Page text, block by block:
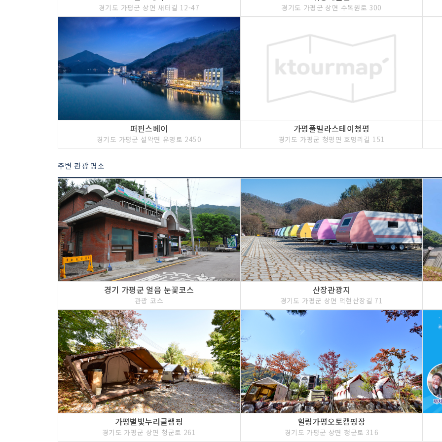
경기도 가평군 상면 새터길 12-47 경기도 가평군 상면 수목원로 300
퍼핀스베이
경기도 가평군 설악면 유명로 2450
가평풀빌라스테이청평
경기도 가평군 청평면 호명리길 151
주변 관광 명소
경기 가평군 얼음 눈꽃코스
관광 코스
산장관광지
경기도 가평군 상면 덕현산장길 71
가평별빛누리글램핑
경기도 가평군 상면 청군로 261
힐링가평오토캠핑장
경기도 가평군 상면 청군로 316